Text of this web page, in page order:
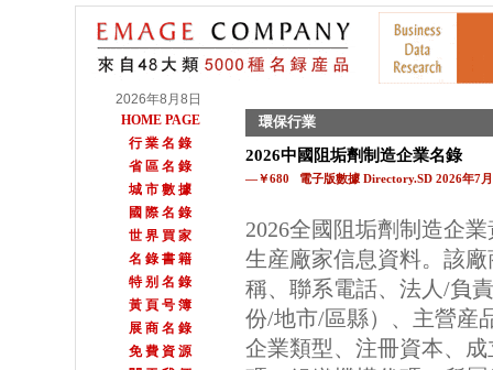
2026年8月8日
HOME PAGE
行 業 名 錄
省 區 名 錄
城 市 數 據
國 際 名 錄
世 界 買 家
名 錄 書 籍
特 别 名 錄
黃 頁 号 簿
展 商 名 錄
免 費 資 源
環保行業
2026中國阻垢劑制造企業名錄
—￥680 電子版數據 Directory.SD 2026年7
2026全國阻垢劑制造企
生産廠家信息資料。該
稱、聯系電話、法人/負
份/地市/區縣）、主營産
企業類型、注冊資本、